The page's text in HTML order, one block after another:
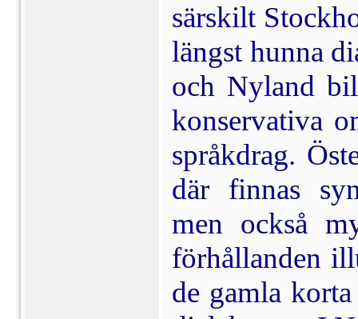
särskilt
längst hunna
och Nyland
konservativa
språkdrag.
där finnas
men också
förhållanden
de gamla